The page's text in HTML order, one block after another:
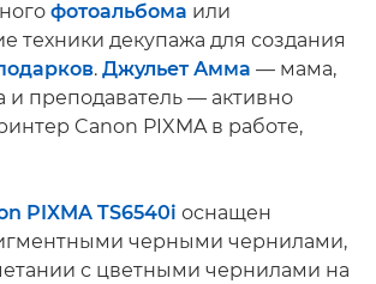
фотоальбома или
техники декупажа для создания
. Джульет Амма — мама,
и преподаватель — активно
Canon PIXMA в работе,
PIXMA TS6540i оснащен
черными чернилами,
с цветными чернилами на